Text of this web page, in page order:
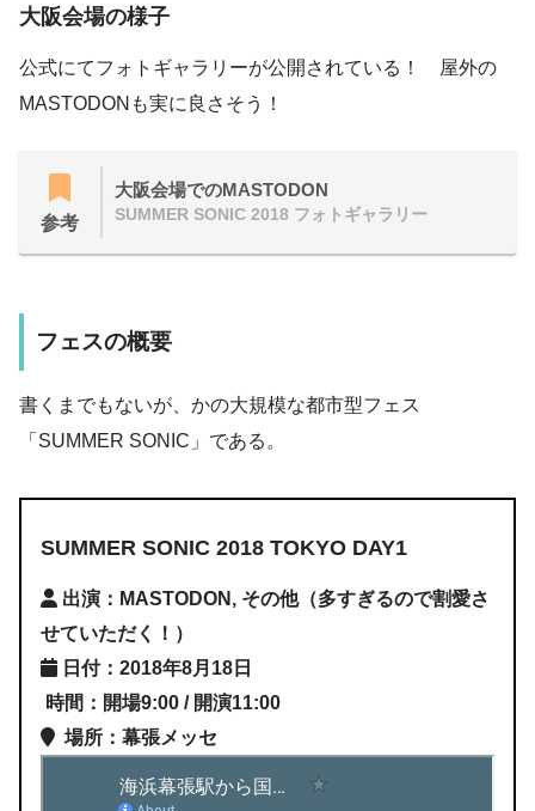
大阪会場の様子
公式にてフォトギャラリーが公開されている！ 屋外の
MASTODONも実に良さそう！
参考
大阪会場でのMASTODON
SUMMER SONIC 2018 フォトギャラリー
フェスの概要
書くまでもないが、かの大規模な都市型フェス
「SUMMER SONIC」である。
SUMMER SONIC 2018 TOKYO DAY1
出演：MASTODON, その他（多すぎるので割愛さ
せていただく！）
日付：2018年8月18日
時間：開場9:00 / 開演11:00
場所：幕張メッセ